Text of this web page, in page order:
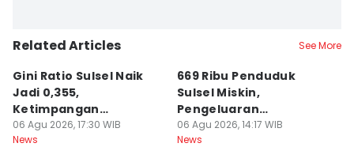
Related Articles See More
Gini Ratio Sulsel Naik
Jadi 0,355,
Ketimpangan
Perdesaan Meningkat
06 Agu 2026, 17:30 WIB
News
669 Ribu Penduduk
Sulsel Miskin,
Pengeluaran
Terbesarnya Rokok
06 Agu 2026, 14:17 WIB
News